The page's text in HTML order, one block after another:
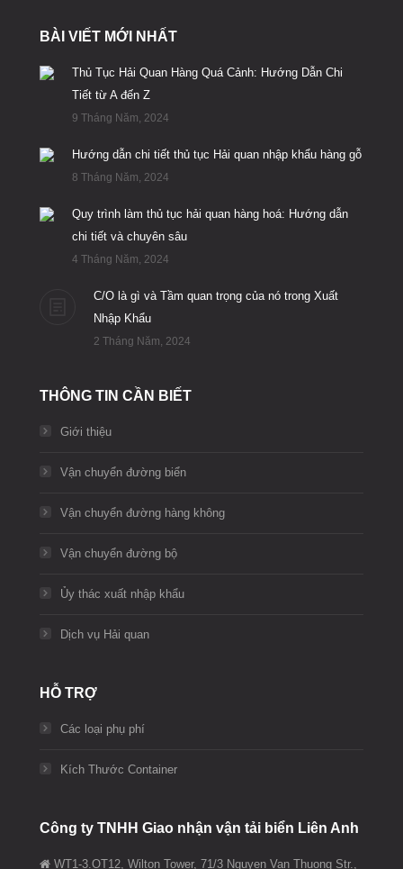
BÀI VIẾT MỚI NHẤT
Thủ Tục Hải Quan Hàng Quá Cảnh: Hướng Dẫn Chi
Tiết từ A đến Z
9 Tháng Năm, 2024
Hướng dẫn chi tiết thủ tục Hải quan nhập khẩu hàng gỗ
8 Tháng Năm, 2024
Quy trình làm thủ tục hải quan hàng hoá: Hướng dẫn
chi tiết và chuyên sâu
4 Tháng Năm, 2024
C/O là gì và Tầm quan trọng của nó trong Xuất
Nhập Khẩu
2 Tháng Năm, 2024
THÔNG TIN CẦN BIẾT
Giới thiệu
Vận chuyển đường biển
Vận chuyển đường hàng không
Vận chuyển đường bộ
Ủy thác xuất nhập khẩu
Dịch vụ Hải quan
HỖ TRỢ
Các loại phụ phí
Kích Thước Container
Công ty TNHH Giao nhận vận tải biển Liên Anh
WT1-3.OT12, Wilton Tower, 71/3 Nguyen Van Thuong Str.,